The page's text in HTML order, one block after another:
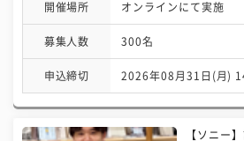
開催場所 オンラインにて実施
募集人数 300名
申込締切 2026年08月31日(月)
【ソニー